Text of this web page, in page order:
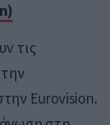
τις
Eurovision.